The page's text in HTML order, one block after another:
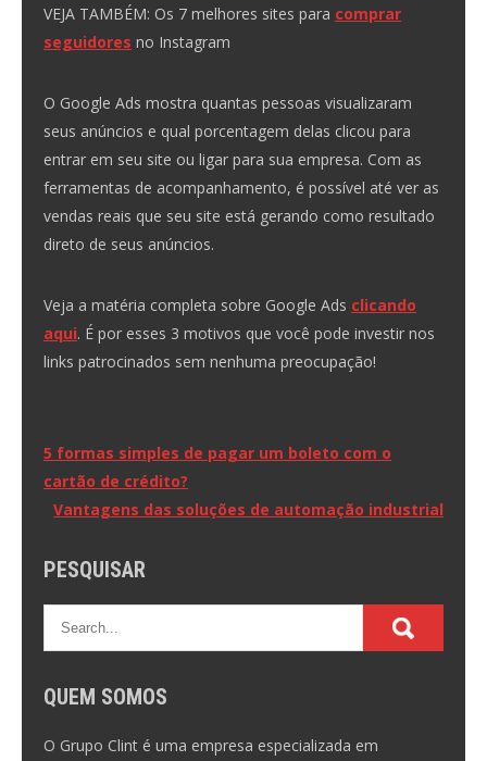
VEJA TAMBÉM: Os 7 melhores sites para comprar
seguidores no Instagram
O Google Ads mostra quantas pessoas visualizaram
seus anúncios e qual porcentagem delas clicou para
entrar em seu site ou ligar para sua empresa. Com as
ferramentas de acompanhamento, é possível até ver as
vendas reais que seu site está gerando como resultado
direto de seus anúncios.
Veja a matéria completa sobre Google Ads clicando
aqui. É por esses 3 motivos que você pode investir nos
links patrocinados sem nenhuma preocupação!
Navegação
de
Post
5 formas simples de pagar um boleto com o
cartão de crédito?
Vantagens das soluções de automação industrial
PESQUISAR
QUEM SOMOS
O Grupo Clint é uma empresa especializada em